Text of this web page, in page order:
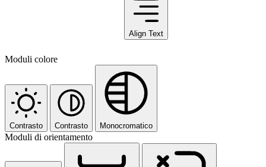
Align Text
Moduli colore
Contrasto Contrasto Monocromatico
Moduli di orientamento